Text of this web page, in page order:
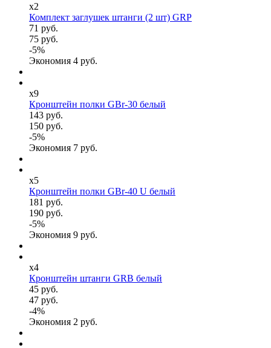
x2
Комплект заглушек штанги (2 шт) GRP
71 руб.
75 руб.
-5%
Экономия 4 руб.
x9
Кронштейн полки GBr-30 белый
143 руб.
150 руб.
-5%
Экономия 7 руб.
x5
Кронштейн полки GBr-40 U белый
181 руб.
190 руб.
-5%
Экономия 9 руб.
x4
Кронштейн штанги GRB белый
45 руб.
47 руб.
-4%
Экономия 2 руб.